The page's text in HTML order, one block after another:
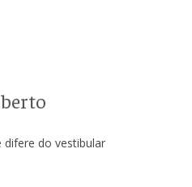
difere do vestibular